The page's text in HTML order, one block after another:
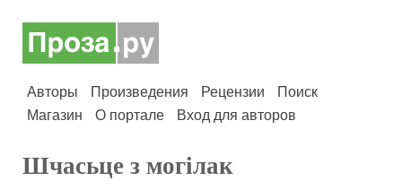
Авторы Произведения Рецензии
Поиск
Магазин
О портале Вход для авторов
Шчасьце з могiлак